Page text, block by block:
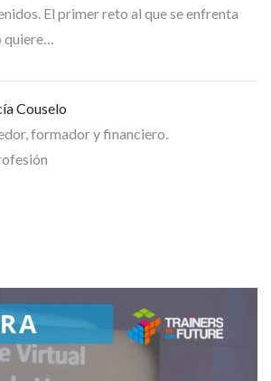
El primer reto al que se enfrenta
Couselo
formador y financiero.